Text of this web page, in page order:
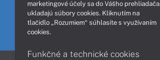
marketingové účely sa do Vášho prehliadača
ukladajú súbory cookies. Kliknutím na
tlačidlo „Rozumiem“ súhlasíte s využívaním
cookies.
Funkčné a technické cookies